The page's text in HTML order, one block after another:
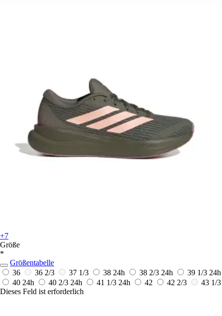
+7
Größe
*
Größentabelle
36
36 2/3 37 1/3 38 24h 38 2/3 24h 39 1/3 24h
40 24h 40 2/3 24h 41 1/3 24h 42 42 2/3
43 1/3
Dieses Feld ist erforderlich